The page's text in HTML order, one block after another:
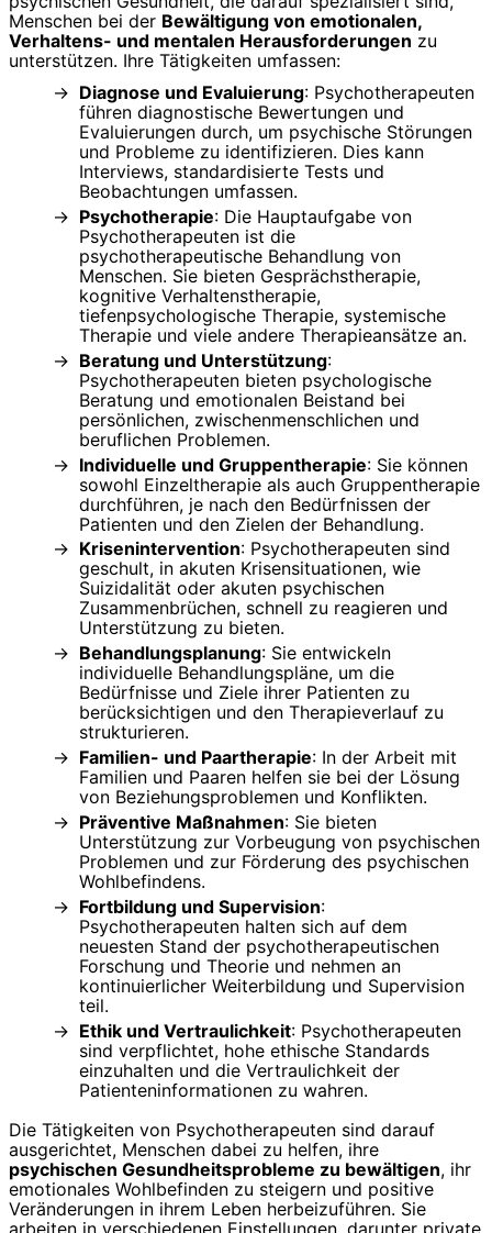
Menschen bei der Bewältigung von emotionalen,
Verhaltens- und mentalen Herausforderungen zu
unterstützen. Ihre Tätigkeiten umfassen:
Diagnose und Evaluierung: Psychotherapeuten
führen diagnostische Bewertungen und
Evaluierungen durch, um psychische Störungen
und Probleme zu identifizieren. Dies kann
Interviews, standardisierte Tests und
Beobachtungen umfassen.
Psychotherapie: Die Hauptaufgabe von
Psychotherapeuten ist die
psychotherapeutische Behandlung von
Menschen. Sie bieten Gesprächstherapie,
kognitive Verhaltenstherapie,
tiefenpsychologische Therapie, systemische
Therapie und viele andere Therapieansätze an.
Beratung und Unterstützung:
Psychotherapeuten bieten psychologische
Beratung und emotionalen Beistand bei
persönlichen, zwischenmenschlichen und
beruflichen Problemen.
Individuelle und Gruppentherapie: Sie können
sowohl Einzeltherapie als auch Gruppentherapie
durchführen, je nach den Bedürfnissen der
Patienten und den Zielen der Behandlung.
Krisenintervention: Psychotherapeuten sind
geschult, in akuten Krisensituationen, wie
Suizidalität oder akuten psychischen
Zusammenbrüchen, schnell zu reagieren und
Unterstützung zu bieten.
Behandlungsplanung: Sie entwickeln
individuelle Behandlungspläne, um die
Bedürfnisse und Ziele ihrer Patienten zu
berücksichtigen und den Therapieverlauf zu
strukturieren.
Familien- und Paartherapie: In der Arbeit mit
Familien und Paaren helfen sie bei der Lösung
von Beziehungsproblemen und Konflikten.
Präventive Maßnahmen: Sie bieten
Unterstützung zur Vorbeugung von psychischen
Problemen und zur Förderung des psychischen
Wohlbefindens.
Fortbildung und Supervision:
Psychotherapeuten halten sich auf dem
neuesten Stand der psychotherapeutischen
Forschung und Theorie und nehmen an
kontinuierlicher Weiterbildung und Supervision
teil.
Ethik und Vertraulichkeit: Psychotherapeuten
sind verpflichtet, hohe ethische Standards
einzuhalten und die Vertraulichkeit der
Patienteninformationen zu wahren.
Die Tätigkeiten von Psychotherapeuten sind darauf
ausgerichtet, Menschen dabei zu helfen, ihre
psychischen Gesundheitsprobleme zu bewältigen, ihr
emotionales Wohlbefinden zu steigern und positive
Veränderungen in ihrem Leben herbeizuführen. Sie